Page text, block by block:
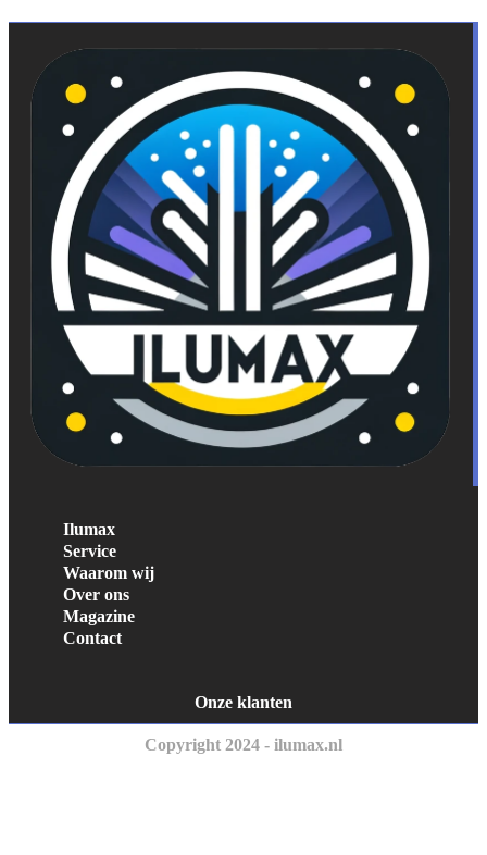
Ilumax
Service
Waarom wij
Over ons
Magazine
Contact
Onze klanten
Copyright 2024 - ilumax.nl